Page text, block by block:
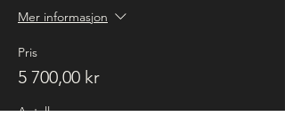
Mer informasjon
Pris
5 700,00 kr
Antall